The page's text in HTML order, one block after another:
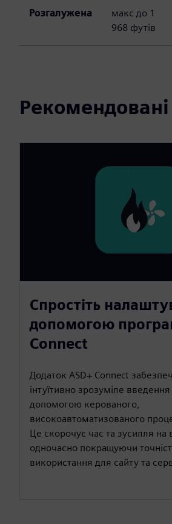
Розгалужена
макс до 1
968 футів
Спростіть
допомогою
Connect
Додаток ASD+ Connect
інтуїтивно зрозуміле
допомогою керованого,
високоавтоматизованого
Це скорочує час та зусилля на
одночасно покращуючи
використання для сайту та